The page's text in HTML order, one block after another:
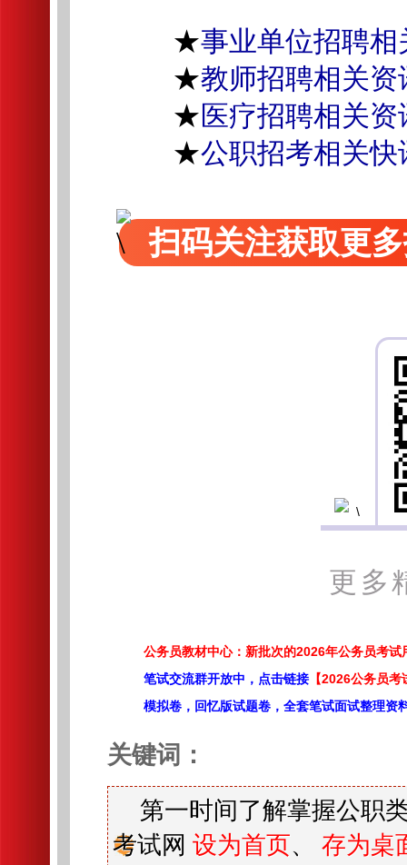
★事业单位招聘相
★教师招聘相关资
★医疗招聘相关资
★公职招考相关快
扫码关注获取更
更多
公务员教材中心：新批次的2026年公务员考试
笔试交流群开放中，点击链接 【2026公务员
模拟卷，回忆版试题卷，全套笔试面试整理资
关键词：
第一时间了解掌握公职
考试网 设为首页、 存为桌